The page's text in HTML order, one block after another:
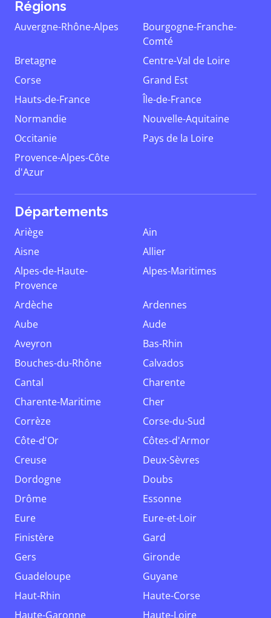
Régions
Auvergne-Rhône-Alpes
Bourgogne-Franche-
Comté
Bretagne
Centre-Val de Loire
Corse
Grand Est
Hauts-de-France
Île-de-France
Normandie
Nouvelle-Aquitaine
Occitanie
Pays de la Loire
Provence-Alpes-Côte
d'Azur
Départements
Ariège
Ain
Aisne
Allier
Alpes-de-Haute-
Provence
Alpes-Maritimes
Ardèche
Ardennes
Aube
Aude
Aveyron
Bas-Rhin
Bouches-du-Rhône
Calvados
Cantal
Charente
Charente-Maritime
Cher
Corrèze
Corse-du-Sud
Côte-d'Or
Côtes-d'Armor
Creuse
Deux-Sèvres
Dordogne
Doubs
Drôme
Essonne
Eure
Eure-et-Loir
Finistère
Gard
Gers
Gironde
Guadeloupe
Guyane
Haut-Rhin
Haute-Corse
Haute-Garonne
Haute-Loire